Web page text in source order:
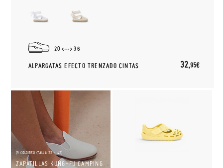
20 36
ALPARGATAS EFECTO TRENZADO CINTAS 32,95€
(9 COLORES) (TALLA 22 - 42)
ZAPATILLAS KUNG-FU CAMPING